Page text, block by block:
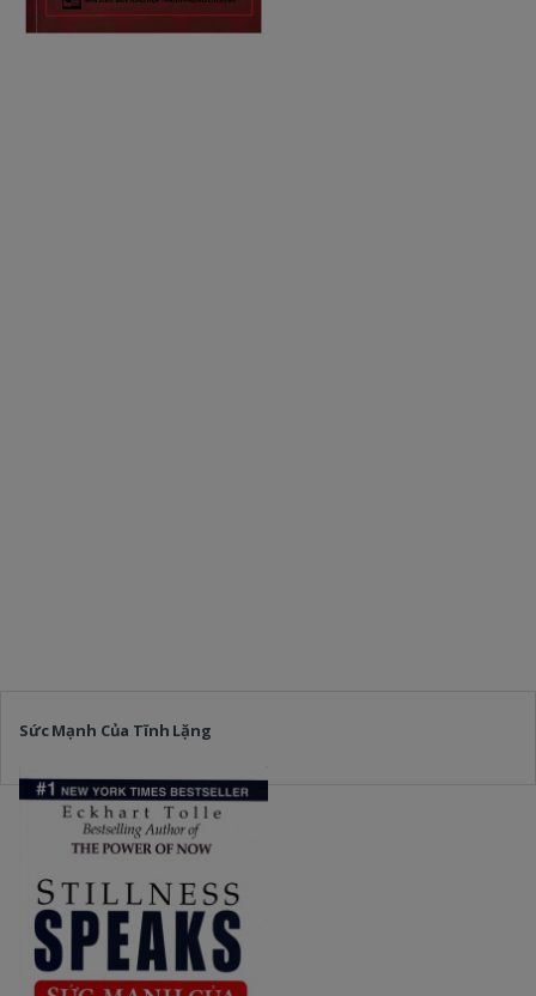
Sức Mạnh Của Tĩnh Lặng